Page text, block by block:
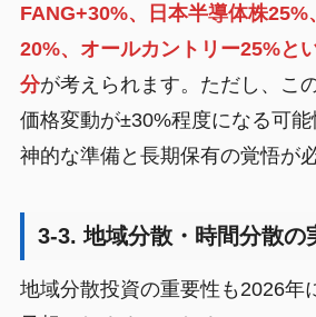
FANG+30%、日本半導体株25%
20%、オールカントリー25%と
分が考えられます。ただし、こ
価格変動が±30%程度になる可
神的な準備と長期保有の覚悟が
3-3. 地域分散・時間分散の
地域分散投資の重要性も2026年